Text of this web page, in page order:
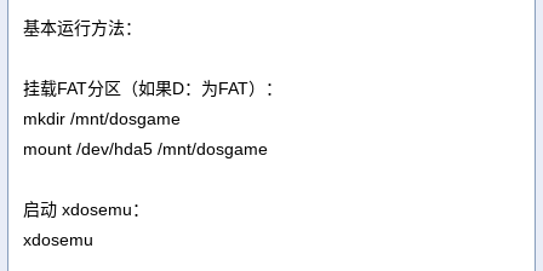
基本运行方法：
挂载FAT分区（如果D：为FAT）：
mkdir /mnt/dosgame
mount /dev/hda5 /mnt/dosgame
启动 xdosemu：
xdosemu